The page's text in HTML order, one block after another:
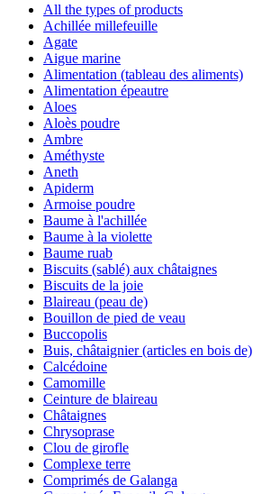
All the types of products
Achillée millefeuille
Agate
Aigue marine
Alimentation (tableau des aliments)
Alimentation épeautre
Aloes
Aloès poudre
Ambre
Améthyste
Aneth
Apiderm
Armoise poudre
Baume à l'achillée
Baume à la violette
Baume ruab
Biscuits (sablé) aux châtaignes
Biscuits de la joie
Blaireau (peau de)
Bouillon de pied de veau
Buccopolis
Buis, châtaignier (articles en bois de)
Calcédoine
Camomille
Ceinture de blaireau
Châtaignes
Chrysoprase
Clou de girofle
Complexe terre
Comprimés de Galanga